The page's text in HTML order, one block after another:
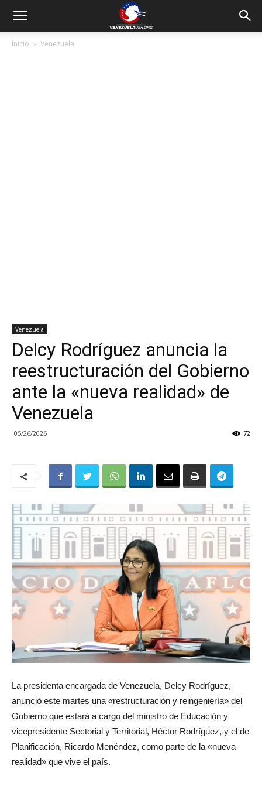
Inicio Venezuela
Venezuela
Delcy Rodríguez anuncia la
reestructuración del Gobierno
ante la «nueva realidad» de
Venezuela
05/26/2026 72
La presidenta encargada de Venezuela, Delcy Rodríguez,
anunció este martes una «restructuración y reingeniería» del
Gobierno que estará a cargo del ministro de Educación y
vicepresidente Sectorial y Territorial, Héctor Rodríguez, y el de
Planificación, Ricardo Menéndez, como parte de la «nueva
realidad» que vive el país.